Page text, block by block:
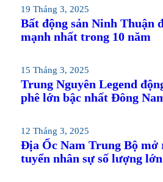
19 Tháng 3, 2025
Bất động sản Ninh Thuận
mạnh nhất trong 10 năm
15 Tháng 3, 2025
Trung Nguyên Legend
phê lớn bậc nhất Đông
12 Tháng 3, 2025
Địa Ốc Nam Trung Bộ mở
tuyển nhân sự số lượng lớn